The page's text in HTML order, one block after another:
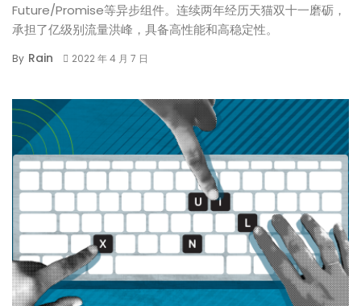
Future/Promise等异步组件。连续两年经历天猫双十一磨砺，
承担了亿级别流量洪峰，具备高性能和高稳定性。
By Rain 2022 年 4 月 7 日